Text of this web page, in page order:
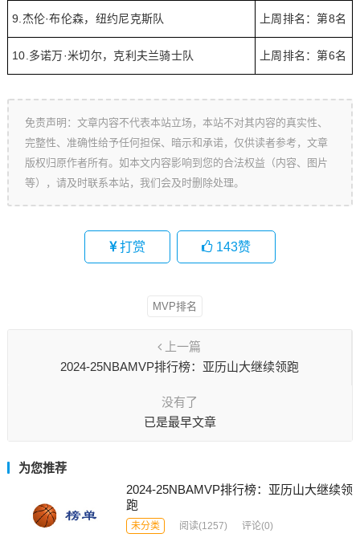
9.杰伦·布伦森，纽约尼克斯队 上周排名：第8名
10.多诺万·米切尔，克利夫兰骑士队 上周排名：第6名
免责声明：文章内容不代表本站立场，本站不对其内容的真实性、
完整性、准确性给予任何担保、暗示和承诺，仅供读者参考，文章
版权归原作者所有。如本文内容影响到您的合法权益（内容、图片
等），请及时联系本站，我们会及时删除处理。
打赏 143赞
MVP排名
上一篇
2024-25NBAMVP排行榜：亚历山大继续领跑
没有了
已是最早文章
为您推荐
2024-25NBAMVP排行榜：亚历山大继续领
跑
未分类 阅读(1257) 评论(0)